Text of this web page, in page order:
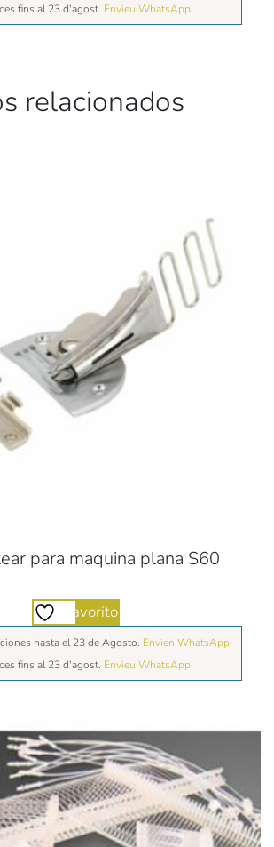
fins al 23 d'agost. Envieu WhatsApp.
relacionados
para maquina plana S60
Favorito
hasta el 23 de Agosto. Envien WhatsApp.
fins al 23 d'agost. Envieu WhatsApp.